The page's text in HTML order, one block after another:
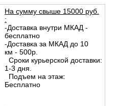
На сумму свыше 15000 руб.
:
-Доставка внутри МКАД -
бесплатно
-Доставка за МКАД до 10
км - 500р.
Сроки курьерской доставки:
1-3 дня.
Подъем на этаж:
Бесплатно